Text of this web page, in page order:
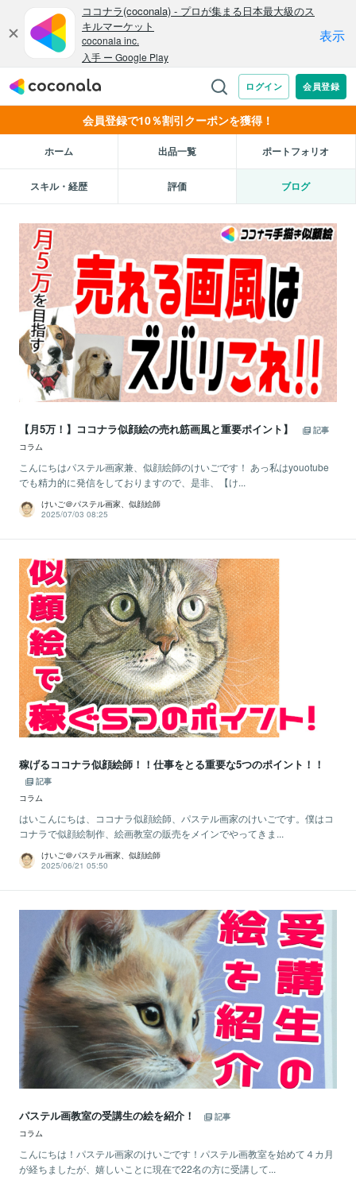
会員登録で10％割引クーポンを獲得！
ホーム 出品一覧 ポートフォリオ
スキル・経歴 評価 ブログ
【月5万！】ココナラ似顔絵の売れ筋画風と重要ポイント】
記事
コラム
こんにちはパステル画家兼、似顔絵師のけいごです！ あっ私はyouotube
でも精力的に発信をしておりますので、是非、【け...
けいご＠パステル画家、似顔絵師
2025/07/03 08:25
稼げるココナラ似顔絵師！！仕事をとる重要な5つのポイント！！
記事
コラム
はいこんにちは、ココナラ似顔絵師、パステル画家のけいごです。僕はコ
コナラで似顔絵制作、絵画教室の販売をメインでやってきま...
けいご＠パステル画家、似顔絵師
2025/06/21 05:50
パステル画教室の受講生の絵を紹介！
記事
コラム
こんにちは！パステル画家のけいごです！パステル画教室を始めて４カ月
が経ちましたが、嬉しいことに現在で22名の方に受講して...